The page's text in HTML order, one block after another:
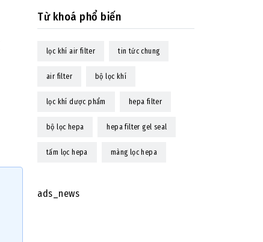
Từ khoá phổ biến
lọc khí air filter tin tức chung
air filter bộ lọc khí
lọc khí dược phẩm hepa filter
bộ lọc hepa hepa filter gel seal
tấm lọc hepa màng lọc hepa
ads_news